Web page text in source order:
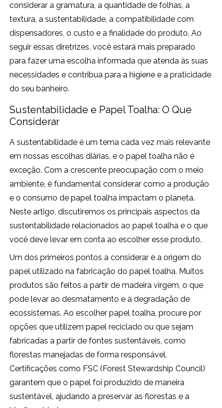
considerar a gramatura, a quantidade de folhas, a
textura, a sustentabilidade, a compatibilidade com
dispensadores, o custo e a finalidade do produto. Ao
seguir essas diretrizes, você estará mais preparado
para fazer uma escolha informada que atenda às suas
necessidades e contribua para a higiene e a praticidade
do seu banheiro.
Sustentabilidade e Papel Toalha: O Que
Considerar
A sustentabilidade é um tema cada vez mais relevante
em nossas escolhas diárias, e o papel toalha não é
exceção. Com a crescente preocupação com o meio
ambiente, é fundamental considerar como a produção
e o consumo de papel toalha impactam o planeta.
Neste artigo, discutiremos os principais aspectos da
sustentabilidade relacionados ao papel toalha e o que
você deve levar em conta ao escolher esse produto.
Um dos primeiros pontos a considerar é a origem do
papel utilizado na fabricação do papel toalha. Muitos
produtos são feitos a partir de madeira virgem, o que
pode levar ao desmatamento e à degradação de
ecossistemas. Ao escolher papel toalha, procure por
opções que utilizem papel reciclado ou que sejam
fabricadas a partir de fontes sustentáveis, como
florestas manejadas de forma responsável.
Certificações como FSC (Forest Stewardship Council)
garantem que o papel foi produzido de maneira
sustentável, ajudando a preservar as florestas e a